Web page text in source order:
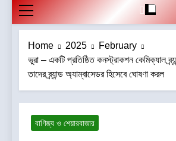
Home 2025
February
ভুরা – একটি প্রতিষ্ঠিত কনস্ট্রাকশন কেমিক্যাল
তাদের ব্র্যান্ড অ্যাম্বাসেডর হিসেবে ঘোষণা করল
বাণিজ্য ও শেয়ারবাজার